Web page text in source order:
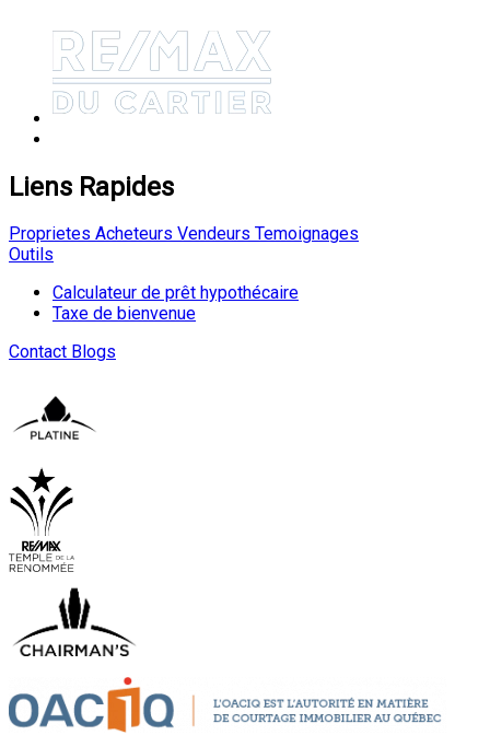
Liens Rapides
Proprietes Acheteurs Vendeurs Temoignages
Outils
Calculateur de prêt hypothécaire
Taxe de bienvenue
Contact Blogs